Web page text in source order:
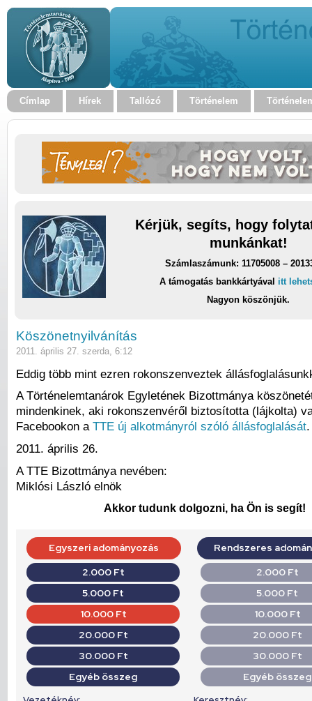
Címlap Hírek Tallózó Történelem
Kérjük, segíts, hogy
munkánkat!
Számlaszámunk: 11705008 –
A támogatás bankkártyával itt
Nagyon köszönjük.
Köszönetnyilvánítás
2011. április 27. szerda, 6:12
Eddig több mint ezren rokonszenveztek
A Történelemtanárok Egyletének Bizottmánya
mindenkinek, aki rokonszenvéről biztosította (lájkolta)
Facebookon a TTE új alkotmányról szóló állásfoglalását.
2011. április 26.
A TTE Bizottmánya nevében:
Miklósi László elnök
Akkor tudunk dolgozni, ha Ön is segít!